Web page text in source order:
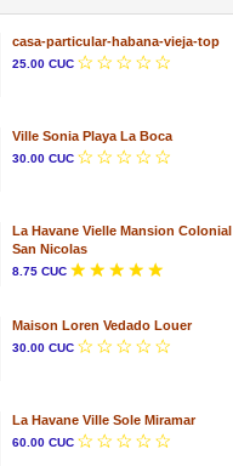
casa-particular-habana-vieja-top
25.00 CUC
Ville Sonia Playa La Boca
30.00 CUC
La Havane Vielle Mansion Colonial
San Nicolas
8.75 CUC
Maison Loren Vedado Louer
30.00 CUC
La Havane Ville Sole Miramar
60.00 CUC